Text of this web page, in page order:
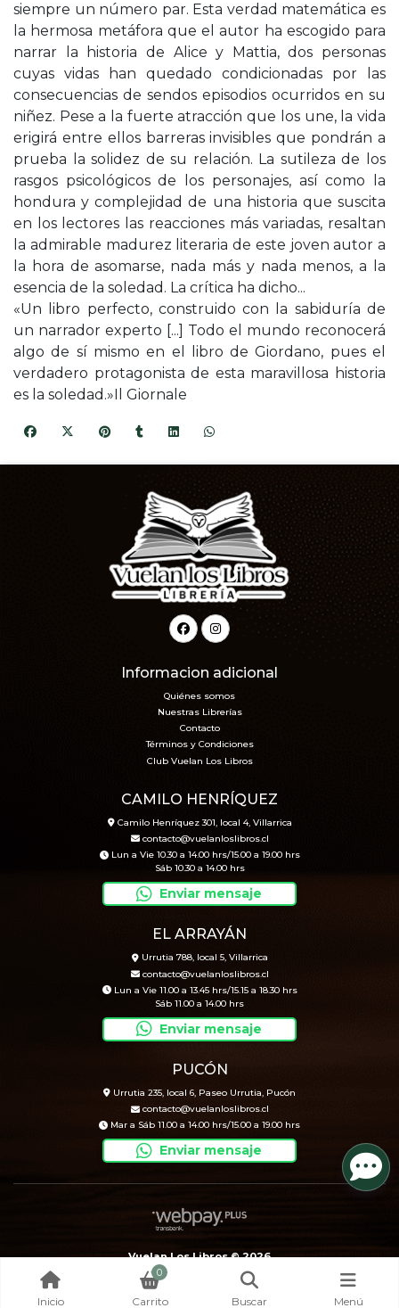
siempre un número par. Esta verdad matemática es
la hermosa metáfora que el autor ha escogido para
narrar la historia de Alice y Mattia, dos personas
cuyas vidas han quedado condicionadas por las
consecuencias de sendos episodios ocurridos en su
niñez. Pese a la fuerte atracción que los une, la vida
erigirá entre ellos barreras invisibles que pondrán a
prueba la solidez de su relación. La sutileza de los
rasgos psicológicos de los personajes, así como la
hondura y complejidad de una historia que suscita
en los lectores las reacciones más variadas, resaltan
la admirable madurez literaria de este joven autor a
la hora de asomarse, nada más y nada menos, a la
esencia de la soledad. La crítica ha dicho...
«Un libro perfecto, construido con la sabiduría de
un narrador experto [...] Todo el mundo reconocerá
algo de sí mismo en el libro de Giordano, pues el
verdadero protagonista de esta maravillosa historia
es la soledad.»Il Giornale
Informacion adicional
Quiénes somos
Nuestras Librerías
Contacto
Términos y Condiciones
Club Vuelan Los Libros
CAMILO HENRÍQUEZ
Camilo Henríquez 301, local 4, Villarrica
contacto@vuelanloslibros.cl
Lun a Vie 10.30 a 14.00 hrs/15.00 a 19.00 hrs
Sáb 10.30 a 14.00 hrs
Enviar mensaje
EL ARRAYÁN
Urrutia 788, local 5, Villarrica
contacto@vuelanloslibros.cl
Lun a Vie 11.00 a 13.45 hrs/15.15 a 18.30 hrs
Sáb 11.00 a 14.00 hrs
Enviar mensaje
PUCÓN
Urrutia 235, local 6, Paseo Urrutia, Pucón
contacto@vuelanloslibros.cl
Mar a Sáb 11.00 a 14.00 hrs/15.00 a 19.00 hrs
Enviar mensaje
Vuelan Los Libros © 2026
Creado por
Bsale
Inicio
0
Carrito Buscar Menú